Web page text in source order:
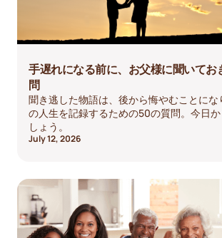
手遅れになる前に、お父様に聞いてお
問
聞き逃した物語は、後から悔やむことにな
の人生を記録するための50の質問。今日
しょう。
July 12, 2026